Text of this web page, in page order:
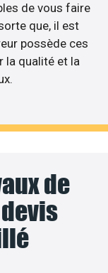
de vous faire
que, il est
possède ces
la qualité et la
de